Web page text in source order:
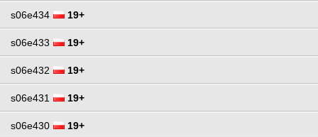
s06e434 19+
s06e433 19+
s06e432 19+
s06e431 19+
s06e430 19+